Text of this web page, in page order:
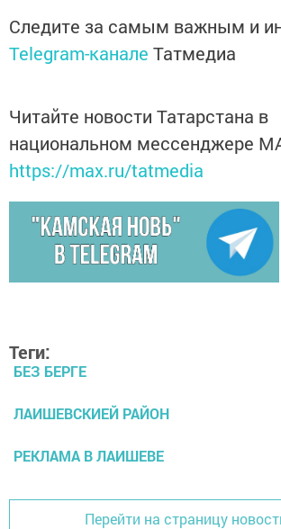
Следите за самым важным и
Telegram-канале Татмедиа
Читайте новости Татарстана в
национальном мессенджере
https://max.ru/tatmedia
Теги:
БЕЗ БЕРГЕ
ЛАИШЕВСКИЕЙ РАЙОН
РЕКЛАМА В ЛАИШЕВЕ
Перейти на страницу